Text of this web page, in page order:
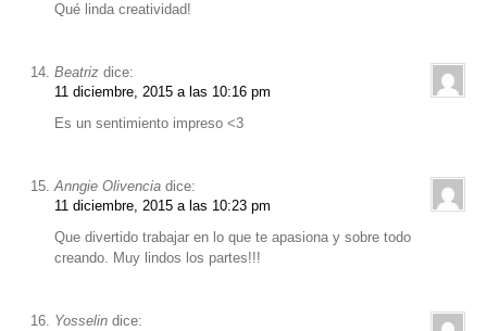
Qué linda creatividad!
Beatriz dice:
11 diciembre, 2015 a las 10:16 pm
Es un sentimiento impreso <3
Anngie Olivencia dice:
11 diciembre, 2015 a las 10:23 pm
Que divertido trabajar en lo que te apasiona y sobre todo
creando. Muy lindos los partes!!!
Yosselin dice: